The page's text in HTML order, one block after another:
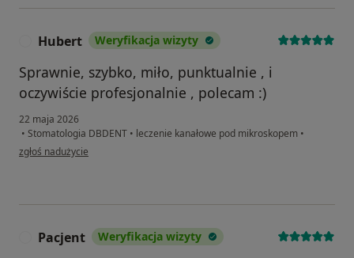
Hubert Weryfikacja wizyty
Sprawnie, szybko, miło, punktualnie , i
oczywiście profesjonalnie , polecam :)
22 maja 2026
• Stomatologia DBDENT • leczenie kanałowe pod mikroskopem •
w opinii użytkownika Hubert
zgłoś nadużycie
Pacjent Weryfikacja wizyty